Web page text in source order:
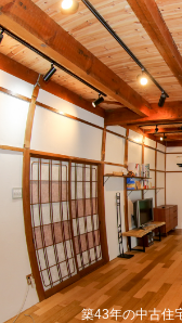
築43年の中古住